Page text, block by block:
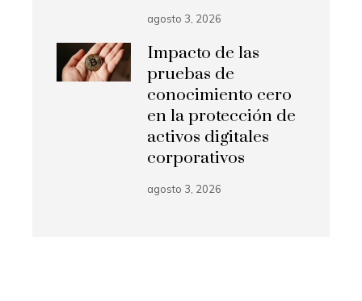
agosto 3, 2026
Impacto de las
pruebas de
conocimiento cero
en la protección de
activos digitales
corporativos
agosto 3, 2026